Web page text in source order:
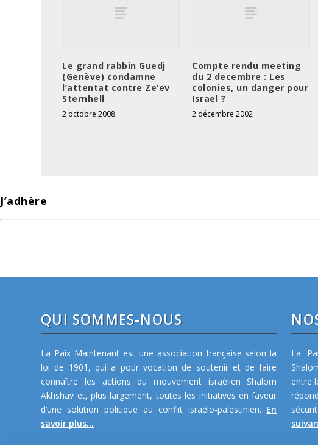
Le grand rabbin Guedj
(Genève) condamne
l’attentat contre Ze’ev
Sternhell
2 octobre 2008
Compte rendu meeting
du 2 decembre : Les
colonies, un danger pour
Israel ?
2 décembre 2002
J’adhère
QUI SOMMES-NOUS
La Paix Maintenant est une association française selon la
loi de 1901, qui a pour vocation de soutenir et de faire
connaître les actions du mouvement israélien Shalom
Akhshav et, plus largement, toutes les initiatives en faveur
d’une solution politique au conflit israélo-palestinien. En
savoir plus...
La
entre